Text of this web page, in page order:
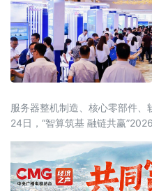
服务器整机制造、核心零部件
24日，“智算筑基 融链共赢
（工业和信息化部政府采购中
聚行业主管部门、院士专家、
科研院所、园区代表近千人参会